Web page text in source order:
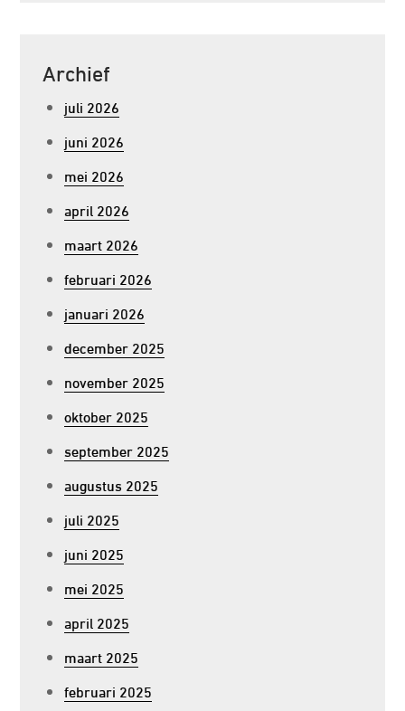
Archief
juli 2026
juni 2026
mei 2026
april 2026
maart 2026
februari 2026
januari 2026
december 2025
november 2025
oktober 2025
september 2025
augustus 2025
juli 2025
juni 2025
mei 2025
april 2025
maart 2025
februari 2025